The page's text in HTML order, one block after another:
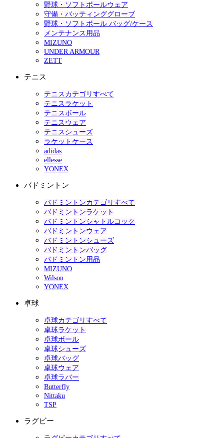
野球・ソフトボールウェア
守備・バッティンググローブ
野球・ソフトボール バッグ/ケース
メンテナンス用品
MIZUNO
UNDER ARMOUR
ZETT
テニス
テニスカテゴリすべて
テニスラケット
テニスボール
テニスウェア
テニスシューズ
ラケットケース
adidas
ellesse
YONEX
バドミントン
バドミントンカテゴリすべて
バドミントンラケット
バドミントンシャトルコック
バドミントンウェア
バドミントンシューズ
バドミントンバッグ
バドミントン用品
MIZUNO
Wilson
YONEX
卓球
卓球カテゴリすべて
卓球ラケット
卓球ボール
卓球シューズ
卓球バッグ
卓球ウェア
卓球ラバー
Butterfly
Nittaku
TSP
ラグビー